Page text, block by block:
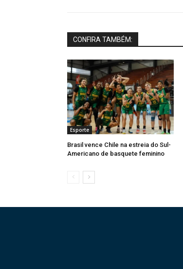
CONFIRA TAMBÉM:
Esporte
Brasil vence Chile na estreia do Sul-
Americano de basquete feminino